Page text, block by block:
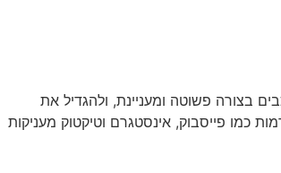
בצורה פשוטה ומעניינת, ולהגדיל את
כמו פייסבוק, אינסטגרם וטיקטוק מעניקות